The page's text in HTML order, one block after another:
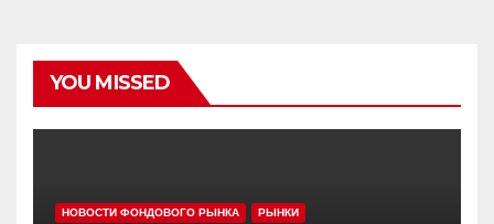
YOU MISSED
НОВОСТИ ФОНДОВОГО РЫНКА РЫНКИ